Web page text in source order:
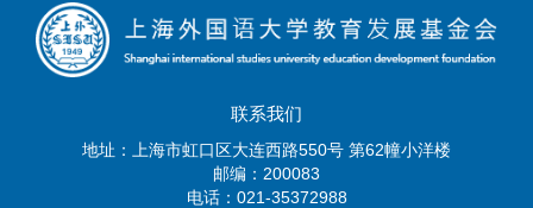
联系我们
地址：上海市虹口区大连西路550号 第62幢小洋楼
邮编：200083
电话：021-35372988